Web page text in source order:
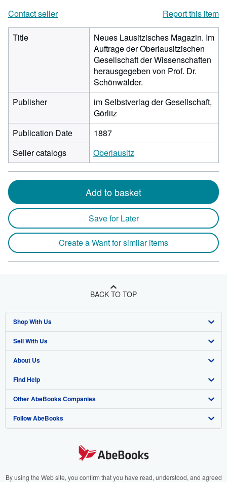
Contact seller
Report this item
Title
Neues Lausitzisches Magazin. Im
Auftrage der Oberlausitzischen
Gesellschaft der Wissenschaften
herausgegeben von Prof. Dr.
Schönwälder.
Publisher
im Selbstverlag der Gesellschaft,
Görlitz
Publication Date
1887
Seller catalogs
Oberlausitz
Add to basket
Save for Later
Create a Want for similar items
BACK TO TOP
Shop With Us
Advanced Search
Browse Collections
My Account
My Orders
View Basket
Sell With Us
Start Selling
Join Our Affiliate Program
Book Buyback
Refer a seller
About Us
About AbeBooks
Media
Careers
Your Ads Privacy Choices
Find Help
Help
Customer Support
Other AbeBooks Companies
AbeBooks.co.uk
AbeBooks.it
Follow AbeBooks
By using the Web site, you confirm that you have read, understood, and agreed